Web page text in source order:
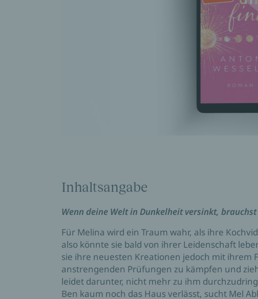
Inhaltsangabe
Wenn deine Welt in Dunkelheit versinkt,
Für Melina wird ein Traum wahr, als ihre
also könnte sie bald von ihrer Leidenschaft
sie ihre neuesten Kreationen jedoch mit ihrem
anstrengenden Prüfungen zu kämpfen und
leidet darunter, nicht mehr zu ihm
Ben kaum noch das Haus verlässt, sucht Mel